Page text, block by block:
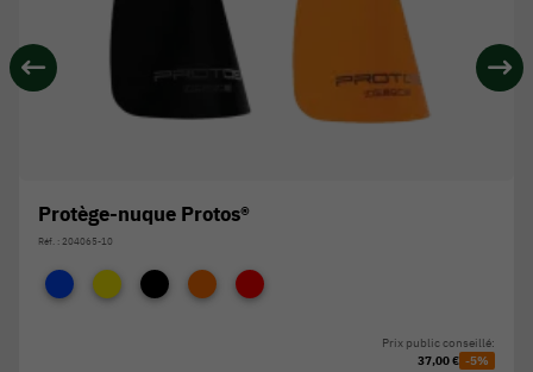
Protège-nuque Protos®
Réf. : 204065-10
Prix public conseillé:
37,00 € -5%